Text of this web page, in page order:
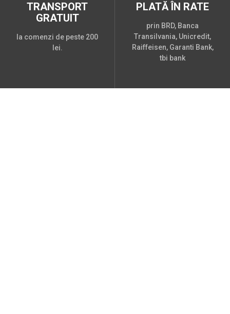
TRANSPORT
GRATUIT
la comenzi de peste 200
lei.
PLATĂ ÎN RATE
prin BRD, Banca
Transilvania, Unicredit,
Raiffeisen, Garanti Bank,
tbi bank